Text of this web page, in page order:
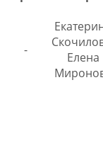
-
Елена